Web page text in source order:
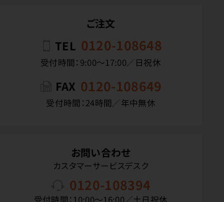
ご注文
TEL 0120-108648
受付時間：9:00〜17:00／日祝休
FAX 0120-108649
受付時間：24時間／年中無休
お問い合わせ
カスタマーサービスデスク
0120-108394
受付時間：10:00〜16:00／土日祝休